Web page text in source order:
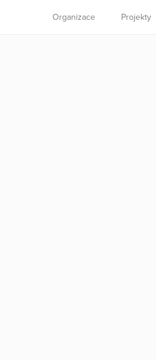
Organizace Projekty